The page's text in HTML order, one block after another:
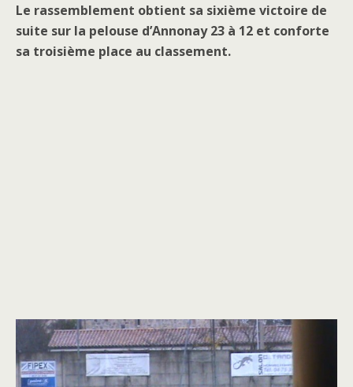
Le rassemblement obtient sa sixième victoire de
suite sur la pelouse d’Annonay 23 à 12 et conforte
sa troisième place au classement.